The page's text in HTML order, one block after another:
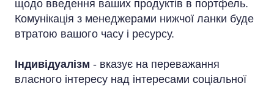
щодо введення ваших продуктів в портфель.
Комунікація з менеджерами нижчої ланки буде
втратою вашого часу і ресурсу.
Індивідуалізм - вказує на переважання
власного інтересу над інтересами соціальної